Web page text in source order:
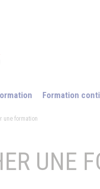
Formation
une formation
UNE